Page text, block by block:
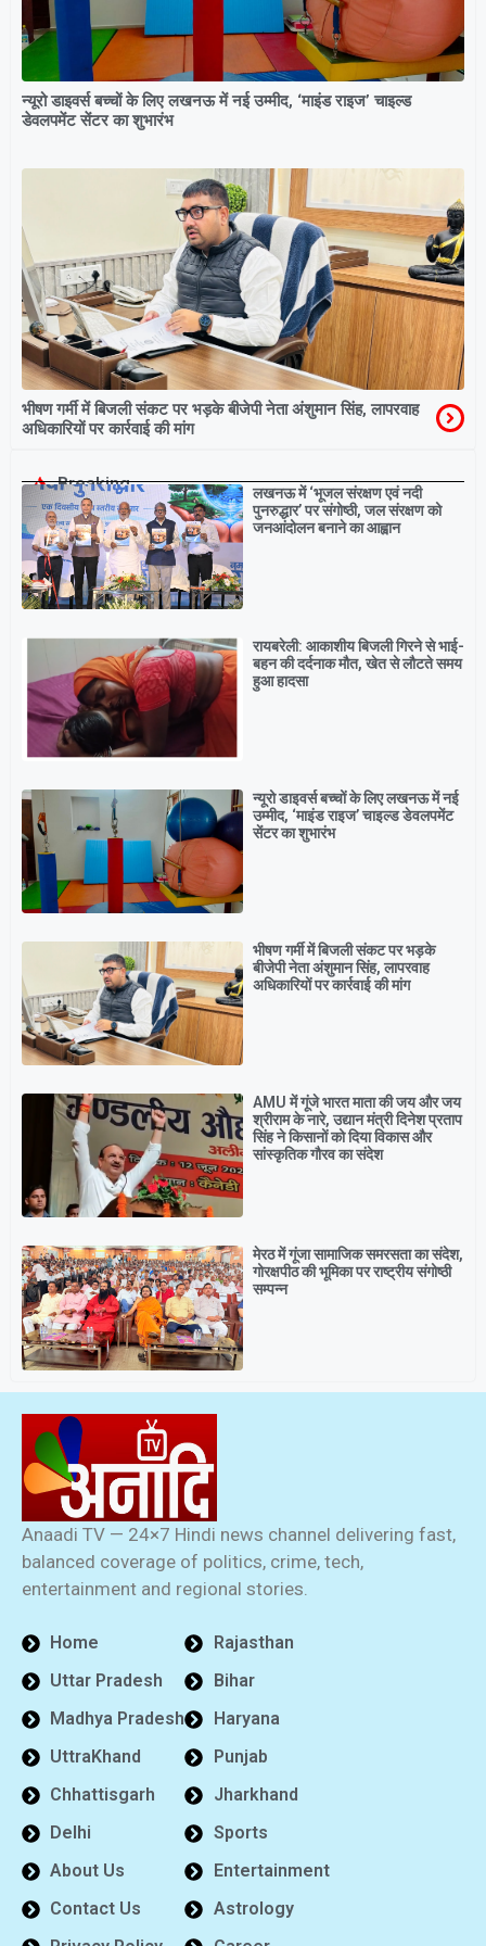
न्यूरो डाइवर्स बच्चों के लिए लखनऊ में नई उम्मीद, ‘माइंड राइज’ चाइल्ड
डेवलपमेंट सेंटर का शुभारंभ
भीषण गर्मी में बिजली संकट पर भड़के बीजेपी नेता अंशुमान सिंह, लापरवाह
अधिकारियों पर कार्रवाई की मांग
Breaking
लखनऊ में ‘भूजल संरक्षण एवं नदी
पुनरुद्धार’ पर संगोष्ठी, जल संरक्षण को
जनआंदोलन बनाने का आह्वान
रायबरेली: आकाशीय बिजली गिरने से भाई-
बहन की दर्दनाक मौत, खेत से लौटते समय
हुआ हादसा
न्यूरो डाइवर्स बच्चों के लिए लखनऊ में नई
उम्मीद, ‘माइंड राइज’ चाइल्ड डेवलपमेंट
सेंटर का शुभारंभ
भीषण गर्मी में बिजली संकट पर भड़के
बीजेपी नेता अंशुमान सिंह, लापरवाह
अधिकारियों पर कार्रवाई की मांग
AMU में गूंजे भारत माता की जय और जय
श्रीराम के नारे, उद्यान मंत्री दिनेश प्रताप
सिंह ने किसानों को दिया विकास और
सांस्कृतिक गौरव का संदेश
मेरठ में गूंजा सामाजिक समरसता का संदेश,
गोरक्षपीठ की भूमिका पर राष्ट्रीय संगोष्ठी
सम्पन्न
Anaadi TV — 24×7 Hindi news channel delivering fast,
balanced coverage of politics, crime, tech,
entertainment and regional stories.
Home
Uttar Pradesh
Madhya Pradesh
UttraKhand
Chhattisgarh
Delhi
About Us
Contact Us
Rajasthan
Bihar
Haryana
Punjab
Jharkhand
Sports
Entertainment
Astrology